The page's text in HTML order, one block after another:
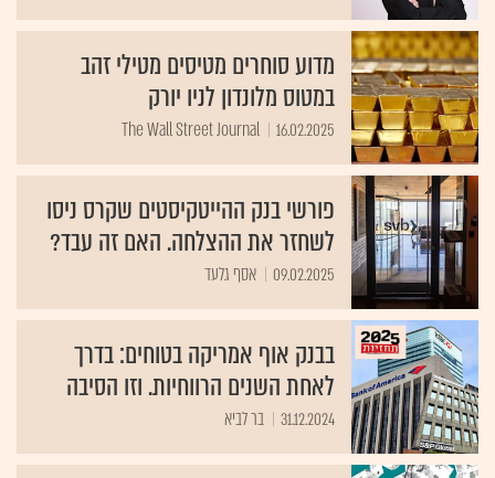
מדוע סוחרים מטיסים מטילי זהב
במטוס מלונדון לניו יורק
16.02.2025
The Wall Street Journal
פורשי בנק ההייטקיסטים שקרס ניסו
לשחזר את ההצלחה. האם זה עבד?
09.02.2025 אסף גלעד
בבנק אוף אמריקה בטוחים: בדרך
לאחת השנים הרווחיות. וזו הסיבה
31.12.2024 בר לביא